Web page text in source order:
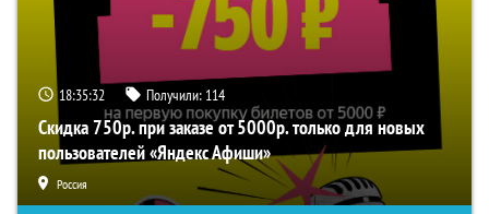
18:35:32 Получили: 114
Скидка 750р. при заказе от 5000р. только для новых
пользователей «Яндекс Афиши»
Россия